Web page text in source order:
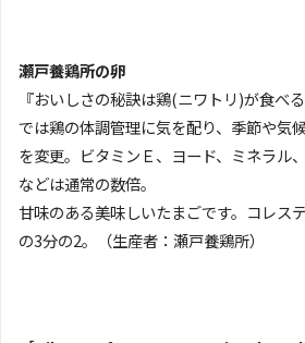
瀬戸養鶏所の卵
『おいしさの秘訣は鶏(ニワトリ)が食べ
では鶏の体調管理に気を配り、季節や気
を変更。ビタミンＥ、ヨード、ミネラル
などは通常の数倍。
甘味のある美味しいたまごです。コレス
の3分の2。（生産者：瀬戸養鶏所）